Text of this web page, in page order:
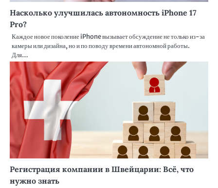
Насколько улучшилась автономность iPhone 17
Pro?
Каждое новое поколение iPhone вызывает обсуждение не только из-за
камеры или дизайна, но и по поводу времени автономной работы.
Для…
Регистрация компании в Швейцарии: Всё, что
нужно знать